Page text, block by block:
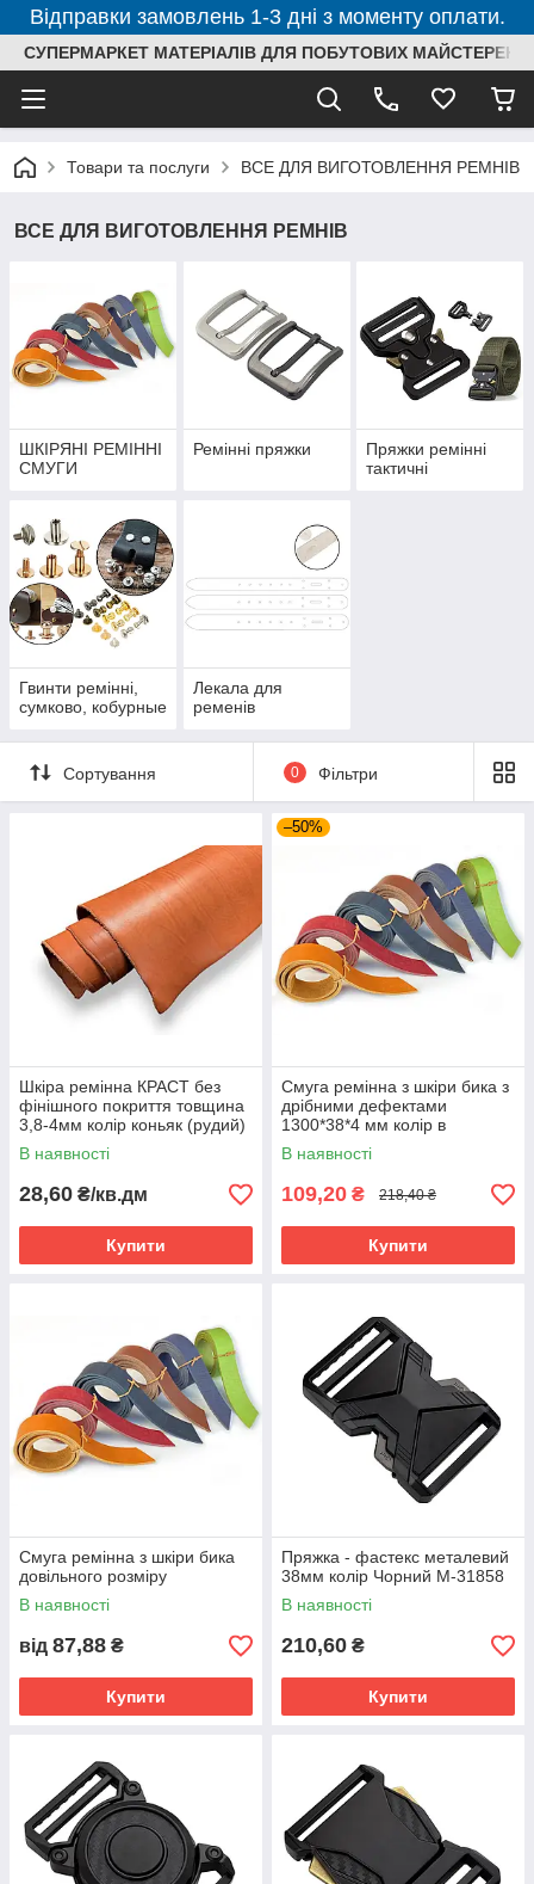
Відправки замовлень 1-3 дні з моменту оплати.
СУПЕРМАРКЕТ МАТЕРІАЛІВ ДЛЯ ПОБУТОВИХ МАЙСТЕРЕНЬ
Товари та послуги ВСЕ ДЛЯ ВИГОТОВЛЕННЯ РЕМНІВ
ВСЕ ДЛЯ ВИГОТОВЛЕННЯ РЕМНІВ
ШКІРЯНІ РЕМІННІ
СМУГИ
Ремінні пряжки
Пряжки ремінні
тактичні
Гвинти ремінні,
сумково, кобурные
Лекала для
ременів
Сортування 0 Фільтри
Шкіра ремінна КРАСТ без
фінішного покриття товщина
3,8-4мм колір коньяк (рудий)
В наявності
28,60 ₴/кв.дм
Купити
–50%
Смуга ремінна з шкіри бика з
дрібними дефектами
1300*38*4 мм колір в
асортименті
В наявності
109,20 ₴ 218,40 ₴
Купити
Смуга ремінна з шкіри бика
довільного розміру
В наявності
від 87,88 ₴
Купити
Пряжка - фастекс металевий
38мм колір Чорний М-31858
В наявності
210,60 ₴
Купити